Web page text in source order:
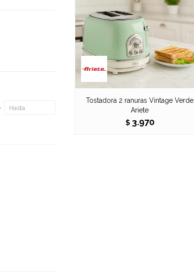
Tostadora 2 ranuras Vintage Verde
Ariete
$ 3.970